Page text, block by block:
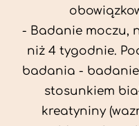
- Badanie moczu,
niż 4 tygodnie.
badania - badanie
stosunkiem
kreatyniny